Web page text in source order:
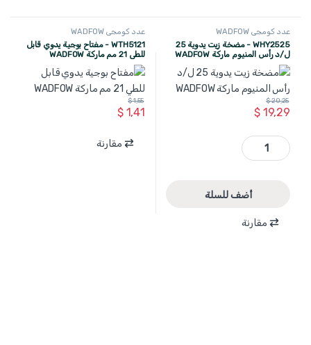
عدد كومجي WADFOW
WHY2525 - مضخة زيت يدوية 25
ل/د رأس المنيوم ماركة WADFOW
$19,29
$20,25
WHY2525 - مضخة زيت يدوية 25 ل/د رأس المنيوم ماركة WADFOW quantity
أضف للسلة
مقارنة
عدد كومجي WADFOW
WTH5121 - مفتاح بوجية يدوي قابل
للطي 21 مم ماركة WADFOW
$1,41
$1,55
مقارنة